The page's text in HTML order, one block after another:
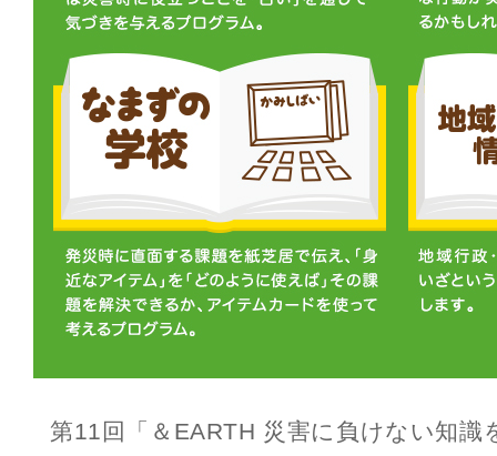
第11回「＆EARTH 災害に負けない知識